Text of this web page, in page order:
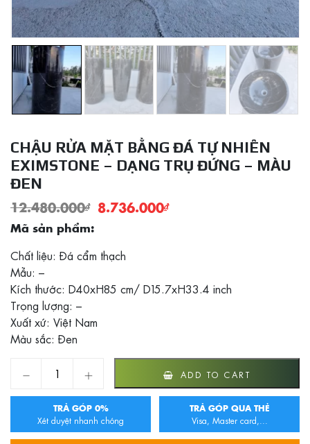
CHẬU RỬA MẶT BẰNG ĐÁ TỰ NHIÊN
EXIMSTONE – DẠNG TRỤ ĐỨNG – MÀU
ĐEN
12.480.000₫ 8.736.000₫
Mã sản phẩm:
Chất liệu: Đá cẩm thạch
Mẫu: –
Kích thước: D40xH85 cm/ D15.7xH33.4 inch
Trọng lượng: –
Xuất xứ: Việt Nam
Màu sắc: Đen
CHẬU RỬA MẶT BẰNG ĐÁ TỰ NHIÊN Eximstone - DẠNG
ADD TO CART
TRẢ GÓP 0%
Xét duyệt nhanh chóng
TRẢ GÓP QUA THẺ
Visa, Master card,...